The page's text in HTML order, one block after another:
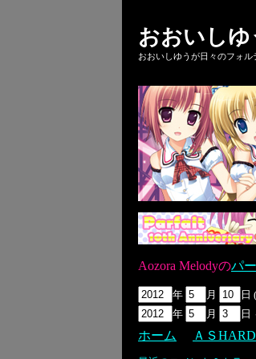
おおいし
おおいしゆうが日々のフォ
Aozora Melodyのパ
年 月 日 (
年
月 日
ホーム ＡＳ